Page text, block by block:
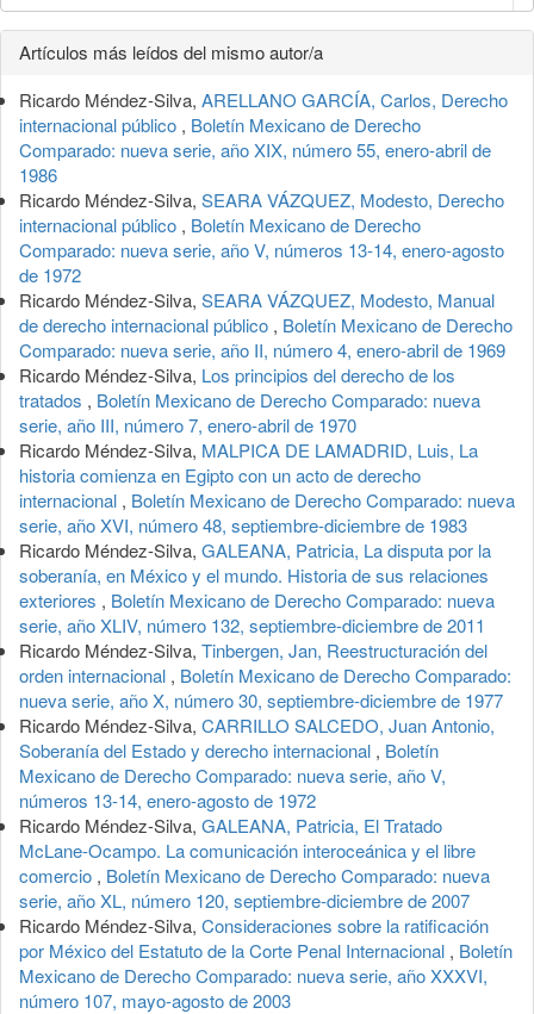
Detalles
del
artículo
Artículos más leídos del mismo autor/a
Ricardo Méndez-Silva, ARELLANO GARCÍA, Carlos, Derecho
internacional público , Boletín Mexicano de Derecho
Comparado: nueva serie, año XIX, número 55, enero-abril de
1986
Ricardo Méndez-Silva, SEARA VÁZQUEZ, Modesto, Derecho
internacional público , Boletín Mexicano de Derecho
Comparado: nueva serie, año V, números 13-14, enero-agosto
de 1972
Ricardo Méndez-Silva, SEARA VÁZQUEZ, Modesto, Manual
de derecho internacional público , Boletín Mexicano de Derecho
Comparado: nueva serie, año II, número 4, enero-abril de 1969
Ricardo Méndez-Silva, Los principios del derecho de los
tratados , Boletín Mexicano de Derecho Comparado: nueva
serie, año III, número 7, enero-abril de 1970
Ricardo Méndez-Silva, MALPICA DE LAMADRID, Luis, La
historia comienza en Egipto con un acto de derecho
internacional , Boletín Mexicano de Derecho Comparado: nueva
serie, año XVI, número 48, septiembre-diciembre de 1983
Ricardo Méndez-Silva, GALEANA, Patricia, La disputa por la
soberanía, en México y el mundo. Historia de sus relaciones
exteriores , Boletín Mexicano de Derecho Comparado: nueva
serie, año XLIV, número 132, septiembre-diciembre de 2011
Ricardo Méndez-Silva, Tinbergen, Jan, Reestructuración del
orden internacional , Boletín Mexicano de Derecho Comparado:
nueva serie, año X, número 30, septiembre-diciembre de 1977
Ricardo Méndez-Silva, CARRILLO SALCEDO, Juan Antonio,
Soberanía del Estado y derecho internacional , Boletín
Mexicano de Derecho Comparado: nueva serie, año V,
números 13-14, enero-agosto de 1972
Ricardo Méndez-Silva, GALEANA, Patricia, El Tratado
McLane-Ocampo. La comunicación interoceánica y el libre
comercio , Boletín Mexicano de Derecho Comparado: nueva
serie, año XL, número 120, septiembre-diciembre de 2007
Ricardo Méndez-Silva, Consideraciones sobre la ratificación
por México del Estatuto de la Corte Penal Internacional , Boletín
Mexicano de Derecho Comparado: nueva serie, año XXXVI,
número 107, mayo-agosto de 2003